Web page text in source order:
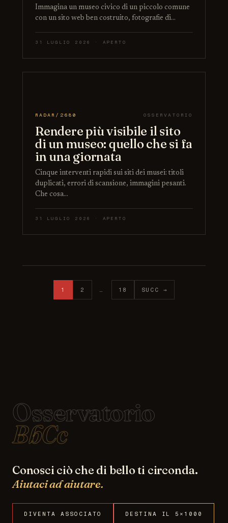
Immagina un museo civico di un piccolo comune
con un sito web ben costruito, fotografie di…
31 LUGLIO 2026 · APERTO
RADAR/2680 OSSERVATORIO
Rendere più visibile il sito
di un museo: quello che si fa
in una giornata
Cinque interventi rapidi sui siti dei musei: titoli
duplicati, errori di scansione, immagini pesanti.
Che cosa…
31 LUGLIO 2026 · APERTO
Paginazione degli articoli
1 2 18 SUCC →
Osservatorio
BbCc
Conosci ciò che di bello ti circonda.
Aiutaci ad aiutare.
DIVENTA ASSOCIATO DESTINA IL 5×1000